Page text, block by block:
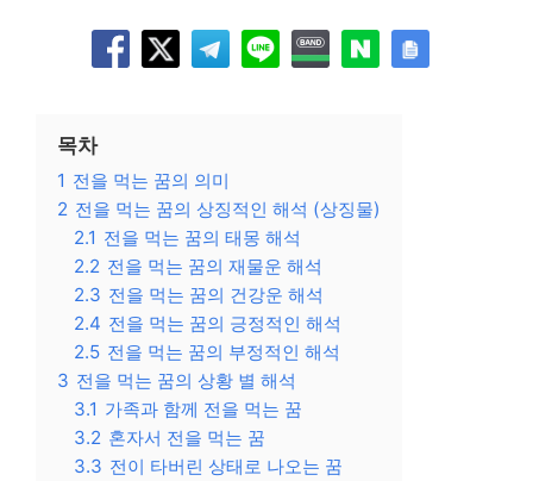
목차
1 전을 먹는 꿈의 의미
2 전을 먹는 꿈의 상징적인 해석 (상징물)
2.1 전을 먹는 꿈의 태몽 해석
2.2 전을 먹는 꿈의 재물운 해석
2.3 전을 먹는 꿈의 건강운 해석
2.4 전을 먹는 꿈의 긍정적인 해석
2.5 전을 먹는 꿈의 부정적인 해석
3 전을 먹는 꿈의 상황 별 해석
3.1 가족과 함께 전을 먹는 꿈
3.2 혼자서 전을 먹는 꿈
3.3 전이 타버린 상태로 나오는 꿈